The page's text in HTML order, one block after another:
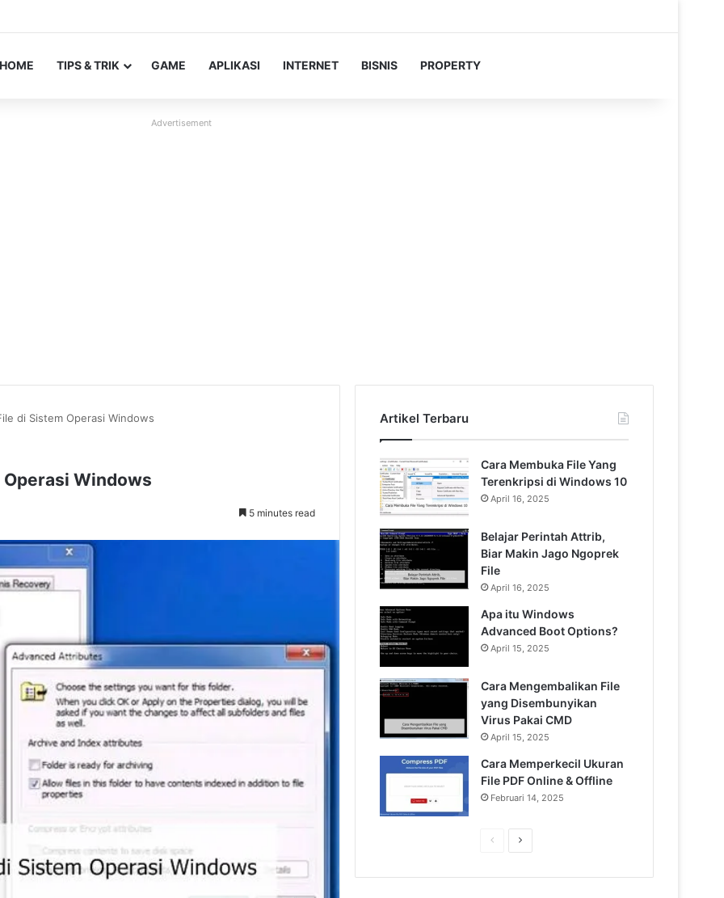
HOME TIPS & TRIK GAME APLIKASI INTERNET BISNIS PROPERTY
Advertisement
di Sistem Operasi Windows
Windows
5 minutes read
Artikel Terbaru
Cara Membuka File Yang
Terenkripsi di Windows 10
April 16, 2025
Belajar Perintah Attrib,
Biar Makin Jago Ngoprek
File
April 16, 2025
Apa itu Windows
Advanced Boot Options?
April 15, 2025
Cara Mengembalikan File
yang Disembunyikan
Virus Pakai CMD
April 15, 2025
Cara Memperkecil Ukuran
File PDF Online & Offline
Februari 14, 2025
PreviousNext